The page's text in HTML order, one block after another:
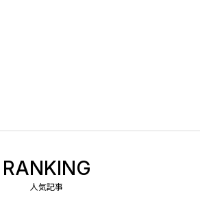
RANKING
人気記事